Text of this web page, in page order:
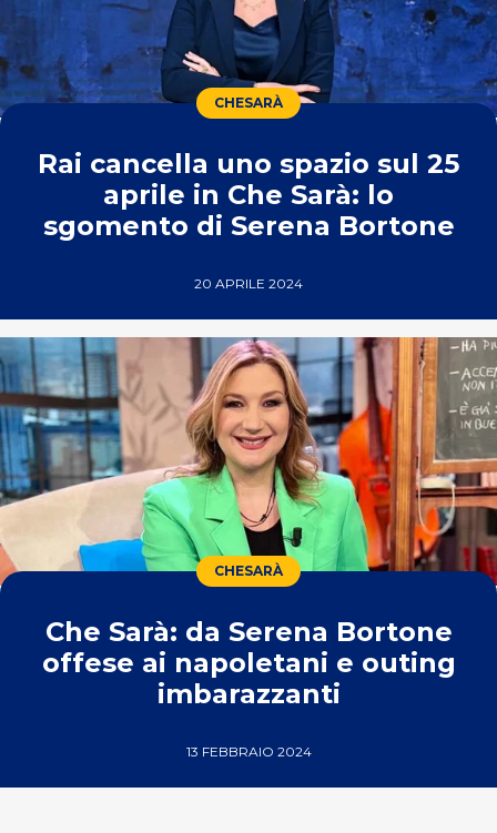
CHESARÀ
Rai cancella uno spazio sul 25
aprile in Che Sarà: lo
sgomento di Serena Bortone
20 APRILE 2024
CHESARÀ
Che Sarà: da Serena Bortone
offese ai napoletani e outing
imbarazzanti
13 FEBBRAIO 2024